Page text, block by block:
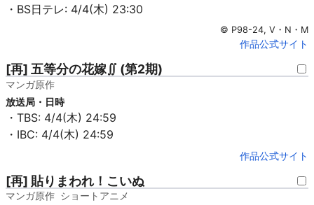
・BS日テレ: 4/4(木) 23:30
© P98-24, V・N・M
作品公式サイト
[再] 五等分の花嫁∬ (第2期)
マンガ原作
放送局・日時
・TBS: 4/4(木) 24:59
・IBC: 4/4(木) 24:59
作品公式サイト
[再] 貼りまわれ！こいぬ
マンガ原作 ショートアニメ